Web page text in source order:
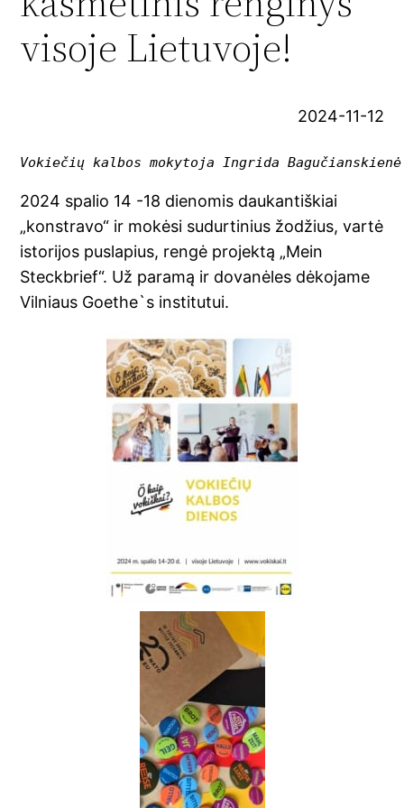
visoje Lietuvoje!
2024-11-12
Vokiečių kalbos mokytoja Ingrida Bagučianskienė
2024 spalio 14 -18 dienomis daukantiškiai
„konstravo“ ir mokėsi sudurtinius žodžius, vartė
istorijos puslapius, rengė projektą „Mein
Steckbrief“. Už paramą ir dovanėles dėkojame
Vilniaus Goethe`s institutui.